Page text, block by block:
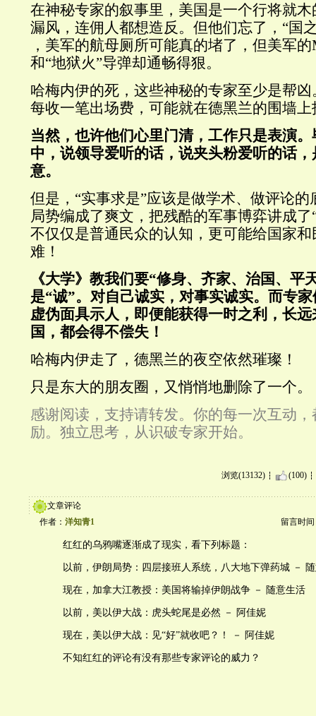
在神秘专家的叙事里，美国是一个行将就
漏风，连佣人都想造反。但他们忘了， “国
，美军的航母厕所可能真的堵了，但美军的
和“地狱火”导弹却通畅得狠。
哈梅内伊的死，这些神秘的专家至少是帮凶
每收一笔出场费，可能就在德黑兰的围墙
当然，也许他们心里门清，工作只是表演
中，说领导爱听的话，说夹头粉爱听的话
意。
但是， “实事求是”应该是做学术、做评论的
局势编成了爽文，把残酷的军事博弈讲成了
不仅仅是普通民众的认知，更可能给国家
难！
《大学》教我们要“修身、齐家、治国、平
是“诚”。对自己诚实，对事实诚实。而专
虚伪面具示人，即便能获得一时之利，长
国，都会得不偿失！
哈梅内伊走了，德黑兰的夜空依然璀璨！
只是东大的朋友圈，又悄悄地删除了一个。
感谢阅读，支持请转发。你的每一次互动
励。独立思考，从识破专家开始。
浏览(13132) (100)
文章评论
作者： 洋知青1 留言时间
红红的乌鸦嘴逐渐成了现实，看下列标题：
以前，伊朗局势：四层接班人系统，八大地下弹药城 －
现在，加拿大江教授：美国将输掉伊朗战争 － 随意生活
以前，美以伊大战：虎头蛇尾是必然 － 阿佳妮
现在，美以伊大战：见“好”就收吧？！ － 阿佳妮
不知红红的评论有没有那些专家评论的威力？